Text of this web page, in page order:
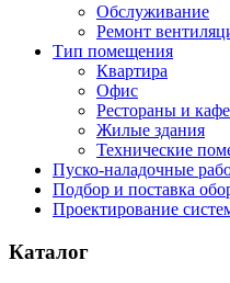
Обслуживание
Ремонт
Тип помещения
Квартира
Офис
Рестораны и кафе
Жилые здания
Технические
Пуско-наладочные
Подбор и поставка
Проектирование
Каталог